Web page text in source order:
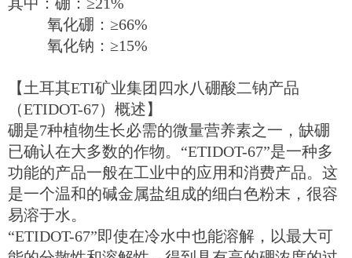
氧化硼：≥66%
氧化钠：≥15%
【土耳其ETI矿业集团四水八硼酸二钠产品
（ETIDOT-67）概述】
硼是7种植物生长必需的微量营养素之一，缺硼
已确认在大多数的作物。“ETIDOT-67”是一种多
功能的产品一般在工业中的应用和消费产品。这
是一个温和的碱金属盐组成的细白色粉末，很容
易溶于水。
“ETIDOT-67”即使在冷水中也能溶解，以最大可